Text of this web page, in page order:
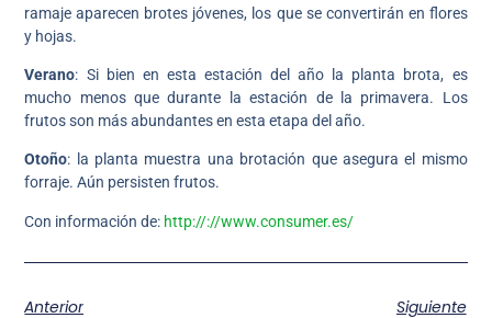
ramaje aparecen brotes jóvenes, los que se convertirán en flores
y hojas.
Verano: Si bien en esta estación del año la planta brota, es
mucho menos que durante la estación de la primavera. Los
frutos son más abundantes en esta etapa del año.
Otoño: la planta muestra una brotación que asegura el mismo
forraje. Aún persisten frutos.
Con información de: http://://www.consumer.es/
Anterior Siguiente